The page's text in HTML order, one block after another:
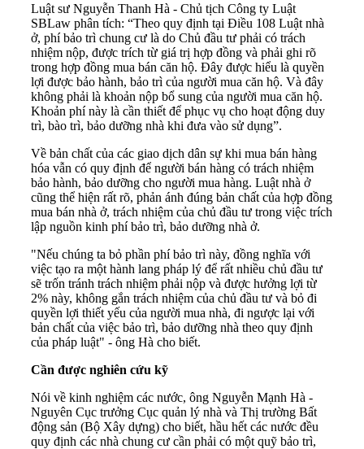
Luật sư Nguyễn Thanh Hà - Chủ tịch Công ty Luật
SBLaw phân tích: “Theo quy định tại Điều 108 Luật nhà
ở, phí bảo trì chung cư là do Chủ đầu tư phải có trách
nhiệm nộp, được trích từ giá trị hợp đồng và phải ghi rõ
trong hợp đồng mua bán căn hộ. Đây được hiểu là quyền
lợi được bảo hành, bảo trì của người mua căn hộ. Và đây
không phải là khoản nộp bổ sung của người mua căn hộ.
Khoản phí này là cần thiết để phục vụ cho hoạt động duy
trì, bào trì, bảo dưỡng nhà khi đưa vào sử dụng”.
Về bản chất của các giao dịch dân sự khi mua bán hàng
hóa vẫn có quy định để người bán hàng có trách nhiệm
bảo hành, bảo dưỡng cho người mua hàng. Luật nhà ở
cũng thể hiện rất rõ, phản ánh đúng bản chất của hợp đồng
mua bán nhà ở, trách nhiệm của chủ đầu tư trong việc trích
lập nguồn kinh phí bảo trì, bảo dưỡng nhà ở.
"Nếu chúng ta bỏ phần phí bảo trì này, đồng nghĩa với
việc tạo ra một hành lang pháp lý để rất nhiều chủ đầu tư
sẽ trốn tránh trách nhiệm phải nộp và được hưởng lợi từ
2% này, không gắn trách nhiệm của chủ đầu tư và bỏ đi
quyền lợi thiết yếu của người mua nhà, đi ngược lại với
bản chất của việc bảo trì, bảo dưỡng nhà theo quy định
của pháp luật" - ông Hà cho biết.
Cần được nghiên cứu kỹ
Nói về kinh nghiệm các nước, ông Nguyễn Mạnh Hà -
Nguyên Cục trưởng Cục quản lý nhà và Thị trường Bất
động sản (Bộ Xây dựng) cho biết, hầu hết các nước đều
quy định các nhà chung cư cần phải có một quỹ bảo trì,